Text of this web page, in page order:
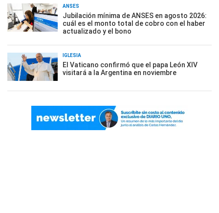
ANSES
Jubilación mínima de ANSES en agosto 2026:
cuál es el monto total de cobro con el haber
actualizado y el bono
IGLESIA
El Vaticano confirmó que el papa León XIV
visitará a la Argentina en noviembre